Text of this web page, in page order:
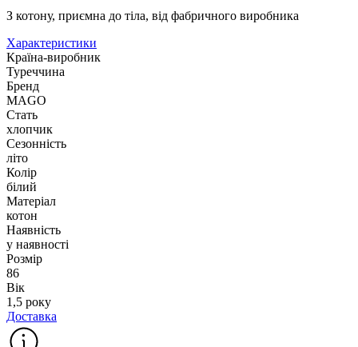
З котону, приємна до тіла, від фабричного виробника
Характеристики
Країна-виробник
Туреччина
Бренд
MAGO
Стать
хлопчик
Сезонність
літо
Колір
білий
Матеріал
котон
Наявність
у наявності
Розмір
86
Вік
1,5 року
Доставка